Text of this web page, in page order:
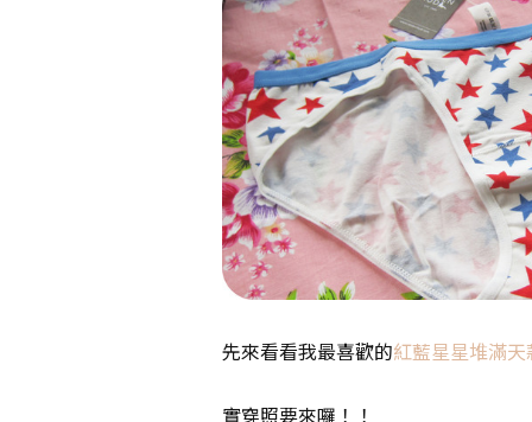
先來看看我最喜歡的紅藍星星堆滿
實穿照要來囉！！